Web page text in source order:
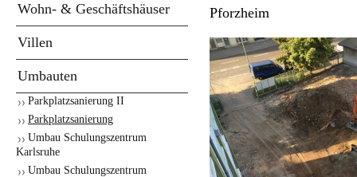
Wohn- & Geschäftshäuser
Villen
Umbauten
Parkplatzsanierung II
Parkplatzsanierung
Umbau Schulungszentrum
Karlsruhe
Umbau Schulungszentrum
Pforzheim